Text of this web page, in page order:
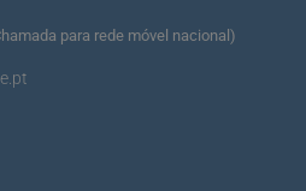
para rede móvel nacional)